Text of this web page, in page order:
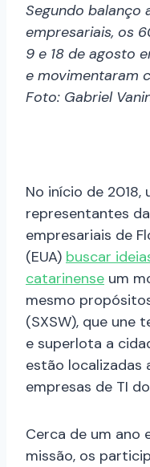
Segundo balanço
empresariais, os
9 e 18 de agosto
e movimentaram
Foto: Gabriel
No início de 2018,
representantes
empresariais de
(EUA) buscar
catarinense um
mesmo
(SXSW), que une
e superlota a
estão localizadas
empresas de TI
Cerca de um ano
missão, os